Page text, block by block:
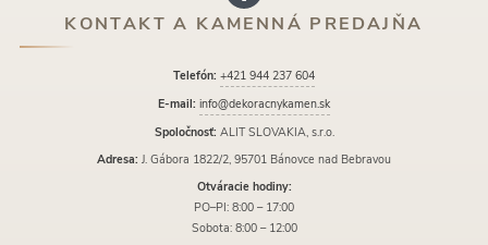
KONTAKT A KAMENNÁ PREDAJŇA
Telefón: +421 944 237 604
E-mail: info@dekoracnykamen.sk
Spoločnosť: ALIT SLOVAKIA, s.r.o.
Adresa: J. Gábora 1822/2, 95701 Bánovce nad Bebravou
Otváracie hodiny:
PO–PI: 8:00 – 17:00
Sobota: 8:00 – 12:00